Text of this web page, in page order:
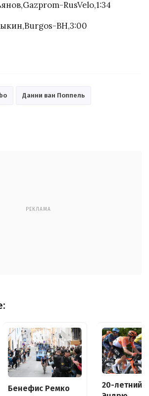
RusVelo,1:34
BH,3:00
Данни ван Поппель
РЕКЛАМА
Бенефис Ремко
20-летний